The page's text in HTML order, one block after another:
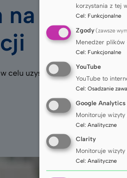
na rzecz
celu uzyskania certyfikatu HR
korzystania z tej
Cel: Funkcjonalne
Zgody(zawsze
Menedżer
Cel: Funkcjonalne
YouTube
YouTube to
Cel: Osadzanie
Google Analytics
Monitoruje wizyty
Cel: Analityczne
Clarity
Monitoruje wizyty
Cel: Analityczne